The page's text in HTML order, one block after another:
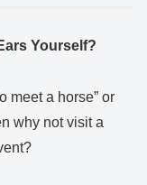
Yourself?
meet a horse” or
why not visit a